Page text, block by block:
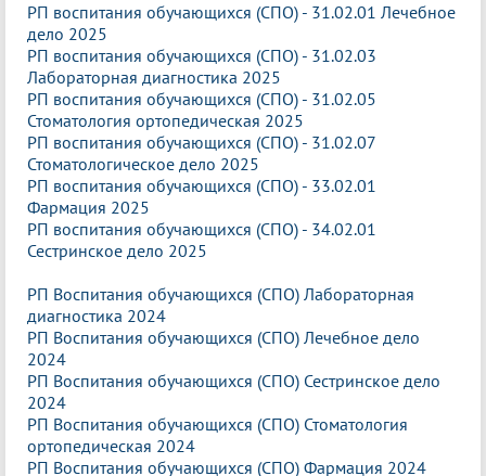
РП воспитания обучающихся (СПО) - 31.02.01 Лечебное
дело 2025
РП воспитания обучающихся (СПО) - 31.02.03
Лабораторная диагностика 2025
РП воспитания обучающихся (СПО) - 31.02.05
Стоматология ортопедическая 2025
РП воспитания обучающихся (СПО) - 31.02.07
Стоматологическое дело 2025
РП воспитания обучающихся (СПО) - 33.02.01
Фармация 2025
РП воспитания обучающихся (СПО) - 34.02.01
Сестринское дело 2025
РП Воспитания обучающихся (СПО) Лабораторная
диагностика 2024
РП Воспитания обучающихся (СПО) Лечебное дело
2024
РП Воспитания обучающихся (СПО) Сестринское дело
2024
РП Воспитания обучающихся (СПО) Стоматология
ортопедическая 2024
РП Воспитания обучающихся (СПО) Фармация 2024